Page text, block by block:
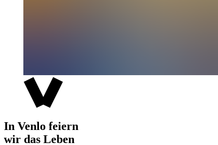
In Venlo feiern
wir das Leben